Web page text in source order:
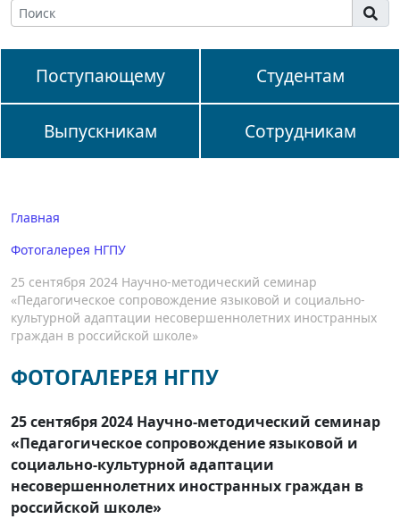
Поступающему Студентам
Выпускникам Сотрудникам
Главная
Фотогалерея НГПУ
25 сентября 2024 Научно-методический семинар
«Педагогическое сопровождение языковой и социально-
культурной адаптации несовершеннолетних иностранных
граждан в российской школе»
ФОТОГАЛЕРЕЯ НГПУ
25 сентября 2024 Научно-методический семинар
«Педагогическое сопровождение языковой и
социально-культурной адаптации
несовершеннолетних иностранных граждан в
российской школе»